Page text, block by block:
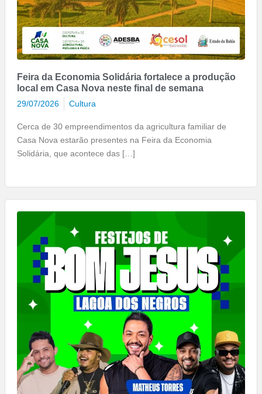
Feira da Economia Solidária fortalece a produção
local em Casa Nova neste final de semana
29/07/2026 Cultura
Cerca de 30 empreendimentos da agricultura familiar de
Casa Nova estarão presentes na Feira da Economia
Solidária, que acontece das […]